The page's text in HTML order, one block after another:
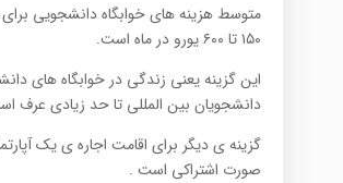
متوسط هزینه های خوابگاه دانشجویی
۱۵۰ تا ۶۰۰ یورو در ماه است.
این گزینه یعنی زندگی در خوابگاه های
دانشجویان بین المللی تا حد زیادی عرف
گزینه ی دیگر برای اقامت اجاره ی یک
صورت اشتراکی است .